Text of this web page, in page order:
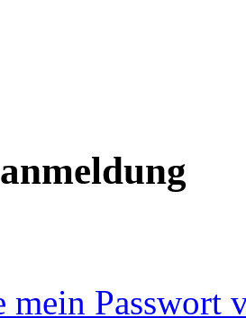
mein Passwort